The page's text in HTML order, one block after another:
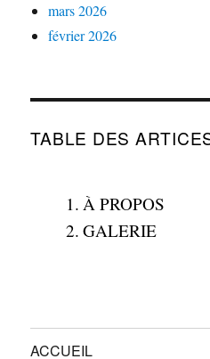
mars 2026
février 2026
TABLE DES
À PROPOS
GALERIE
ACCUEIL